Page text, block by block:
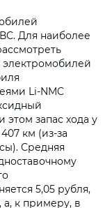
Для наиболее
электромобилей
Li-NMC
этом запас хода у
км (из-за
Средняя
5,05 рубля,
к примеру, в